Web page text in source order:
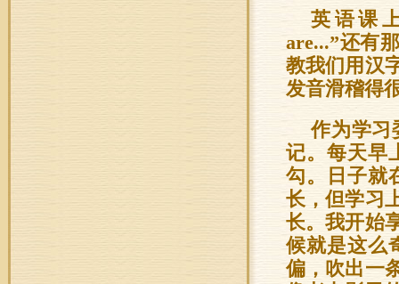
英语课
are...”还有
教我们用汉
发音滑稽得
作为学习
记。每天早
勾。日子就
长，但学习
长。我开始
候就是这么
偏，吹出一